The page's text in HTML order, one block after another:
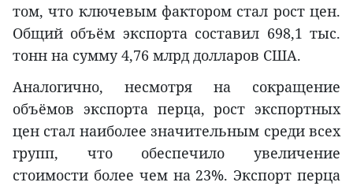
том, что ключевым фактором стал рост цен.
Общий объём экспорта составил 698,1 тыс.
тонн на сумму 4,76 млрд долларов США.
Аналогично, несмотря на сокращение
объёмов экспорта перца, рост экспортных
цен стал наиболее значительным среди всех
групп, что обеспечило увеличение
стоимости более чем на 23%. Экспорт перца